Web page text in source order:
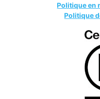
Politique en
Politique